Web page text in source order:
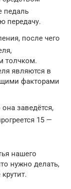
педаль
передачу.
после чего
толчком.
являются в
факторами
заведётся,
15 —
нашего
нужно делать,